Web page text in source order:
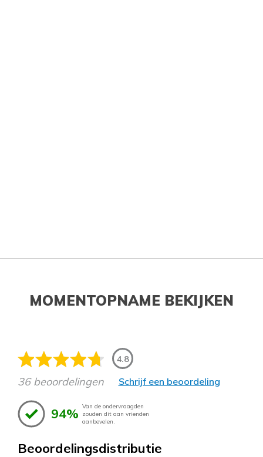
MOMENTOPNAME BEKIJKEN
4.8
36 beoordelingen Schrijf een beoordeling
94% Van de ondervraagden
zouden dit aan vrienden
aanbevelen.
Beoordelingsdistributie